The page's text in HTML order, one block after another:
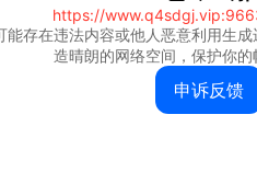
能存在违法内容或他人恶意利用生
造晴朗的网络空间，保护你
申诉反馈